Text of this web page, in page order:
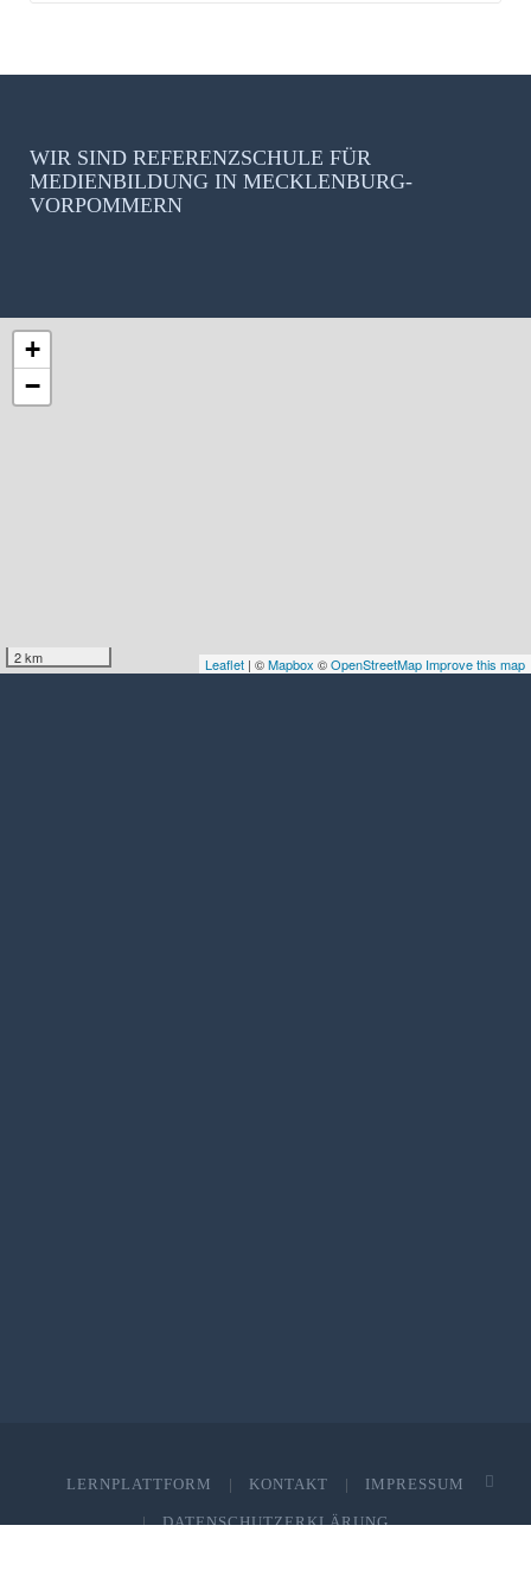
WIR SIND REFERENZSCHULE FÜR
MEDIENBILDUNG IN MECKLENBURG-
VORPOMMERN
+
−
2 km Leaflet | ©Mapbox ©OpenStreetMap Improve this map
LERNPLATTFORM KONTAKT IMPRESSUM
DATENSCHUTZERKLÄRUNG